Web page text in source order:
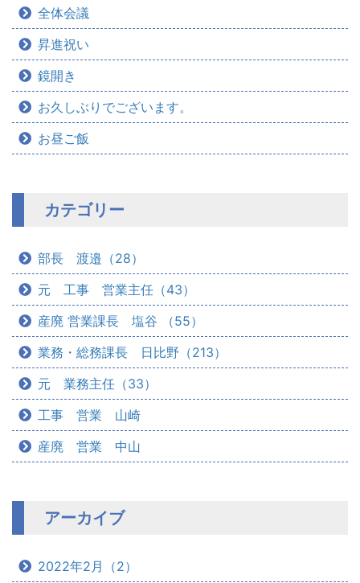
全体会議
昇進祝い
鏡開き
お久しぶりでございます。
お昼ご飯
カテゴリー
部長 渡邉（28）
元 工事 営業主任（43）
産廃 営業課長 塩谷 （55）
業務・総務課長 日比野（213）
元 業務主任（33）
工事 営業 山崎
産廃 営業 中山
アーカイブ
2022年2月（2）